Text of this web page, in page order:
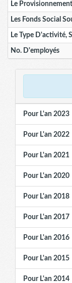
Le
Les Fonds Social
Le Type D'activité,
No. D'employés
Pour L'an 2023
Pour L'an 2022
Pour L'an 2021
Pour L'an 2020
Pour L'an 2018
Pour L'an 2017
Pour L'an 2016
Pour L'an 2015
Pour L'an 2014